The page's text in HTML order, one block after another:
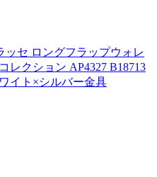
セ ロングフラップウォレ
レクション AP4327 B18713
イト×シルバー金具